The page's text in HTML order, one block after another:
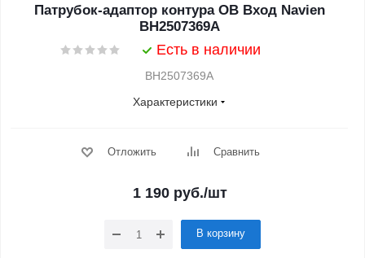
Патрубок-адаптор контура ОВ Вход Navien
BH2507369A
Есть в наличии
BH2507369A
Характеристики
Отложить Сравнить
1 190руб./шт
В корзину